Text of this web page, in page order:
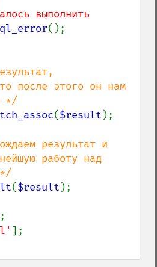
выполнить
();
после этого он нам
($result );
результат и
работу над
($result );